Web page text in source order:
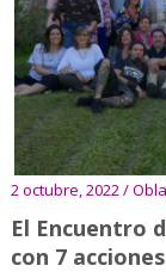
2 octubre, 2022 /
El Encuentro
con 7